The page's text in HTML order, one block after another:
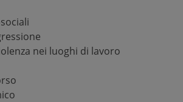
nei luoghi di lavoro